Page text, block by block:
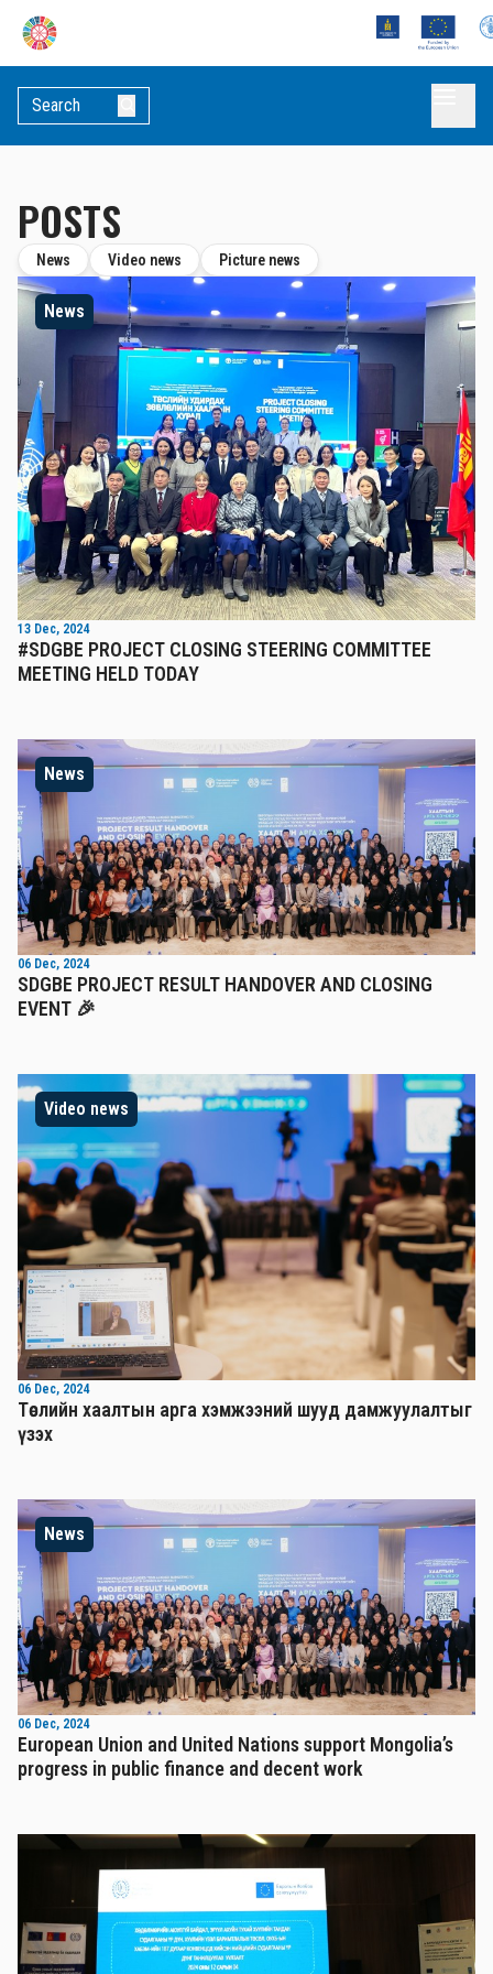
POSTS
News Video news Picture news
News
13 Dec, 2024
#SDGBE PROJECT CLOSING STEERING COMMITTEE
MEETING HELD TODAY
News
06 Dec, 2024
SDGBE PROJECT RESULT HANDOVER AND CLOSING
EVENT 🎉
Video news
06 Dec, 2024
Төслийн хаалтын арга хэмжээний шууд дамжуулалтыг
үзэх
News
06 Dec, 2024
European Union and United Nations support Mongolia’s
progress in public finance and decent work